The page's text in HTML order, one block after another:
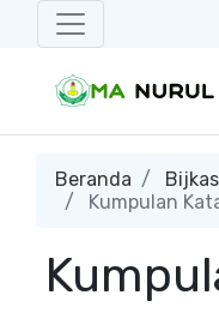
Beranda
Kumpulan